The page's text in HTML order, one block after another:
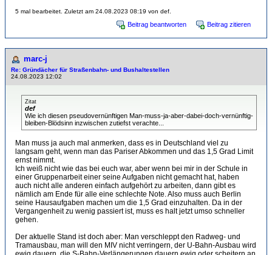
5 mal bearbeitet. Zuletzt am 24.08.2023 08:19 von def.
Beitrag beantworten Beitrag zitieren
marc-j
Re: Gründächer für Straßenbahn- und Bushaltestellen
24.08.2023 12:02
Zitat
def
Wie ich diesen pseudovernünftigen Man-muss-ja-aber-dabei-doch-vernünftig-
bleiben-Blödsinn inzwischen zutiefst verachte...
Man muss ja auch mal anmerken, dass es in Deutschland viel zu
langsam geht, wenn man das Pariser Abkommen und das 1,5 Grad Limit
ernst nimmt.
Ich weiß nicht wie das bei euch war, aber wenn bei mir in der Schule in
einer Gruppenarbeit einer seine Aufgaben nicht gemacht hat, haben
auch nicht alle anderen einfach aufgehört zu arbeiten, dann gibt es
nämlich am Ende für alle eine schlechte Note. Also muss auch Berlin
seine Hausaufgaben machen um die 1,5 Grad einzuhalten. Da in der
Vergangenheit zu wenig passiert ist, muss es halt jetzt umso schneller
gehen.
Der aktuelle Stand ist doch aber: Man verschleppt den Radweg- und
Tramausbau, man will den MIV nicht verringern, der U-Bahn-Ausbau wird